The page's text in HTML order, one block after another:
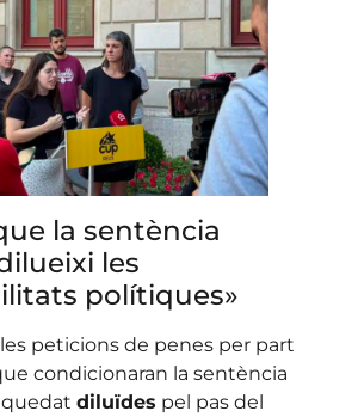
la sentència
les
polítiques»
les peticions de penes per part
condicionaran la sentència
diluïdes pel pas del